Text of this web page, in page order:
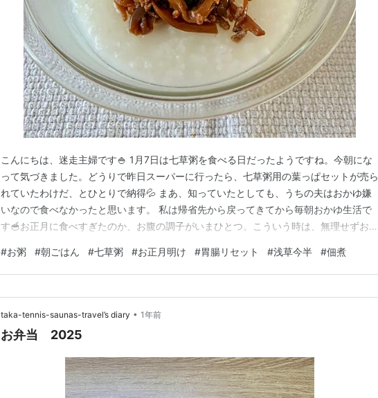
こんにちは、迷走主婦です🍚 1月7日は七草粥を食べる日だったようですね。今朝にな
って気づきました。どうりで昨日スーパーに行ったら、七草粥用の葉っぱセットが売ら
れていたわけだ、とひとりで納得💦 まあ、知っていたとしても、うちの夫はおかゆ嫌
いなので食べなかったと思います。 私は帰省先から戻ってきてから毎朝おかゆ生活で
す🥣お正月に食べすぎたのか、お腹の調子がいまひとつ。こういう時は、無理せずおか
つがあれば、だいたい30分ほどで完成します。塩を少々入れるだけなので、味はほぼ
無し。笑その分、トッピングで楽しみます。 姉…
#お粥 #朝ごはん #七草粥 #お正月明け #胃腸リセット #浅草今半 #佃煮
taka-tennis-saunas-travel’s diary • 1年前
お弁当 2025